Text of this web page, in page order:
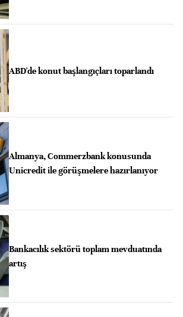
ABD'de konut başlangıçları toparlandı
Almanya, Commerzbank konusunda
Unicredit ile görüşmelere hazırlanıyor
Bankacılık sektörü toplam mevduatında
artış